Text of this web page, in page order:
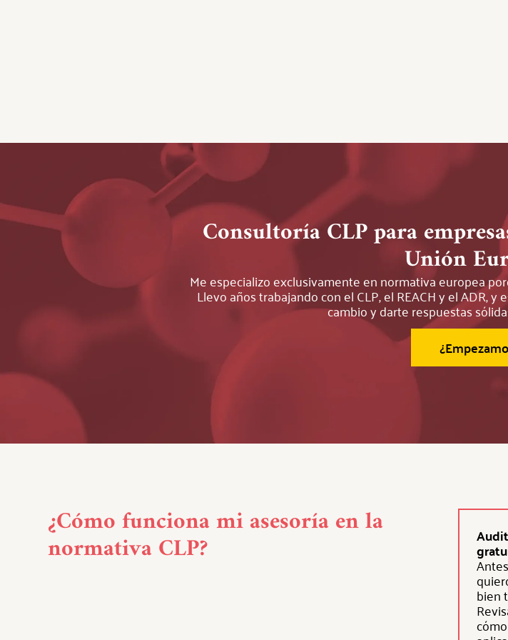
Consultoría CLP para
Unión
Me especializo exclusivamente en normativa europea
Llevo años trabajando con el CLP, el REACH y el ADR,
cambio y darte respuestas
¿Cómo funciona mi asesoría en la
normativa CLP?
bien